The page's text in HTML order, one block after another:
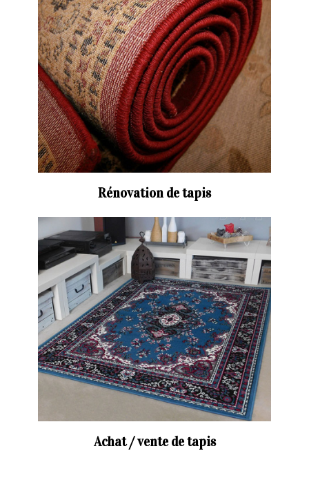
Rénovation de tapis
Achat / vente de tapis